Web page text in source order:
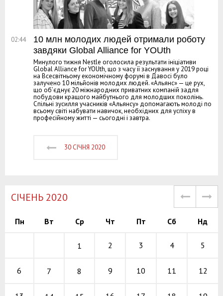
02:44
10 млн молодих людей отримали роботу
завдяки Global Alliance for YOUth
Минулого тижня Nestle оголосила результати ініціативи
Global Alliance for YOUth, що з часу її заснування у 2019 році
на Всесвітньому економічному форумі в Давосі було
залучено 10 мільйонів молодих людей. «Альянс» — це рух,
що об’єднує 20 міжнародних приватних компаній задля
побудови кращого майбутнього для молодших поколінь.
Спільні зусилля учасників «Альянсу» допомагають молоді по
всьому світі набувати навичок, необхідних для успіху в
професійному житті — сьогодні і завтра.
30 СІЧНЯ 2020
СІЧЕНЬ 2020
Пн Вт Ср Чт Пт Сб Нд
1 2 3 4 5
6 7 8 9 10 11 12